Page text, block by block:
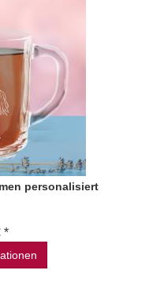
personalisiert
*